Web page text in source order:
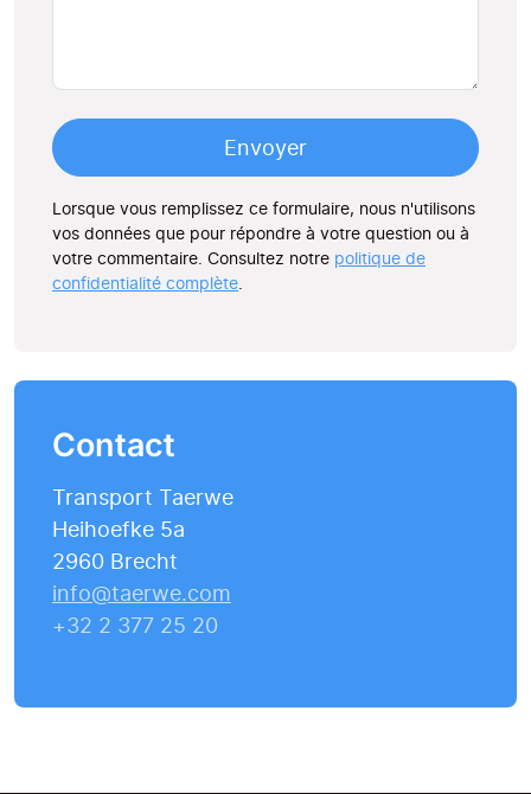
Envoyer
Lorsque vous remplissez ce formulaire, nous n'utilisons
vos données que pour répondre à votre question ou à
votre commentaire. Consultez notre politique de
confidentialité complète
Contact
Transport Taerwe
Heihoefke 5a
2960 Brecht
info@taerwe.com
+32 2 377 25 20